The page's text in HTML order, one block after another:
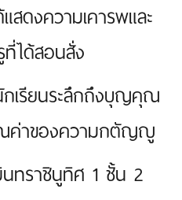
สดงความเคารพและ
ได้สอนสั่ง
กเรียนระลึกถึงบุญคุณ
ณค่าของความกตัญญู
ทราชินูทิศ 1 ชั้น 2